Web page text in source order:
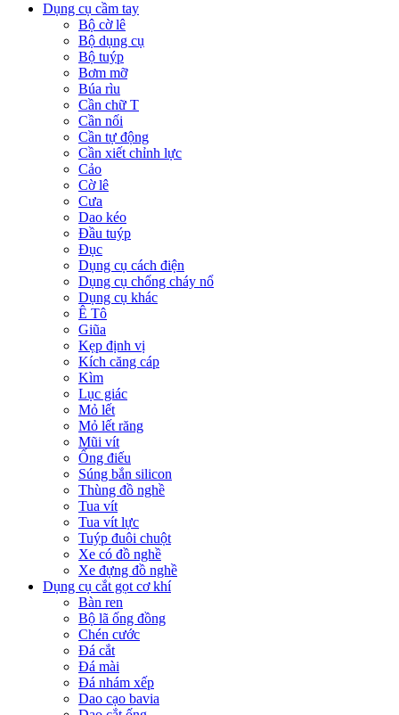
Dụng cụ cầm tay
Bộ cờ lê
Bộ dụng cụ
Bộ tuýp
Bơm mỡ
Búa rìu
Cần chữ T
Cần nối
Cần tự động
Cần xiết chỉnh lực
Cảo
Cờ lê
Cưa
Dao kéo
Đầu tuýp
Đục
Dụng cụ cách điện
Dụng cụ chống cháy nổ
Dụng cụ khác
Ê Tô
Giũa
Kẹp định vị
Kích căng cáp
Kìm
Lục giác
Mỏ lết
Mỏ lết răng
Mũi vít
Ống điếu
Súng bắn silicon
Thùng đồ nghề
Tua vít
Tua vít lực
Tuýp đuôi chuột
Xe có đồ nghề
Xe đựng đồ nghề
Dụng cụ cắt gọt cơ khí
Bàn ren
Bộ lã ống đồng
Chén cước
Đá cắt
Đá mài
Đá nhám xếp
Dao cạo bavia